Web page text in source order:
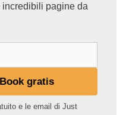
pagine da
gratis
e le email di Just